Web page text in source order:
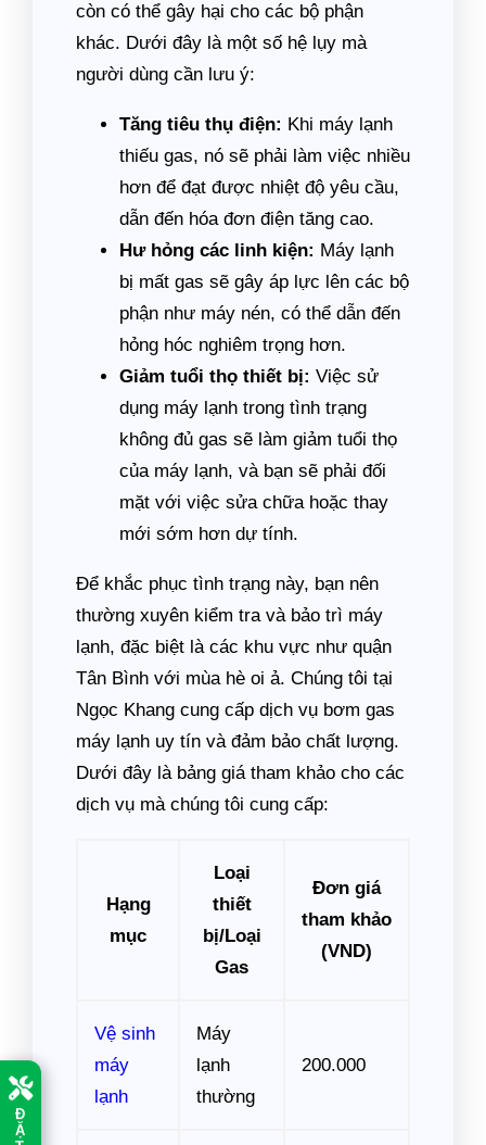
Đ
Ặ
còn có thể gây hại cho các bộ phận
khác. Dưới đây là một số hệ lụy mà
người dùng cần lưu ý:
Tăng tiêu thụ điện: Khi máy lạnh
thiếu gas, nó sẽ phải làm việc nhiều
hơn để đạt được nhiệt độ yêu cầu,
dẫn đến hóa đơn điện tăng cao.
Hư hỏng các linh kiện: Máy lạnh
bị mất gas sẽ gây áp lực lên các bộ
phận như máy nén, có thể dẫn đến
hỏng hóc nghiêm trọng hơn.
Giảm tuổi thọ thiết bị: Việc sử
dụng máy lạnh trong tình trạng
không đủ gas sẽ làm giảm tuổi thọ
của máy lạnh, và bạn sẽ phải đối
mặt với việc sửa chữa hoặc thay
mới sớm hơn dự tính.
Để khắc phục tình trạng này, bạn nên
thường xuyên kiểm tra và bảo trì máy
lạnh, đặc biệt là các khu vực như quận
Tân Bình với mùa hè oi ả. Chúng tôi tại
Ngọc Khang cung cấp dịch vụ bơm gas
máy lạnh uy tín và đảm bảo chất lượng.
Dưới đây là bảng giá tham khảo cho các
dịch vụ mà chúng tôi cung cấp:
Hạng
mục
Loại
thiết
bị/Loại
Gas
Đơn giá
tham khảo
(VND)
Vệ sinh
máy
lạnh
Máy
lạnh
thường
200.000